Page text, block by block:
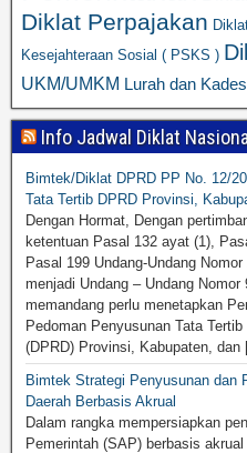
Diklat Perpajakan
Kesejahteraan Sosial ( PSKS )
UKM/UMKM Lurah dan Kades
Info Jadwal Diklat
Bimtek/Diklat DPRD PP No. 12/
Tata Tertib DPRD Provinsi,
Dengan Hormat, Dengan
ketentuan Pasal 132 ayat (1),
Pasal 199 Undang-Undang
menjadi Undang – Undang
memandang perlu menetapkan
Pedoman Penyusunan Tata
(DPRD) Provinsi, Kabupaten,
Bimtek Strategi Penyusunan dan
Daerah Berbasis Akrual
Dalam rangka mempersiapkan
Pemerintah (SAP) berbasis